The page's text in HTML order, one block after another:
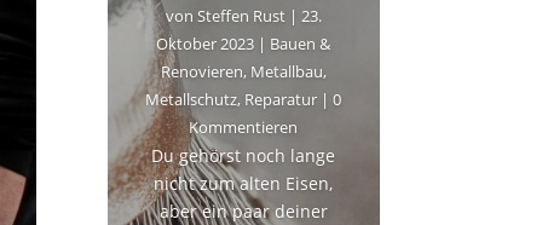
von Steffen Rust| 23.
Oktober 2023 | Bauen &
Renovieren, Metallbau,
Metallschutz, Reparatur | 0
Kommentieren
Du gehörst noch lange
nicht zum alten Eisen,
aber ein paar deiner